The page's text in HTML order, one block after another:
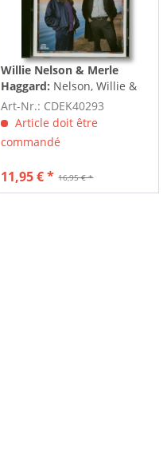
Willie Nelson & Merle
Haggard: Nelson, Willie &
Merle Haggard Seashores
Of Old...
Art-Nr.: CDEK40293
Article doit être
commandé
16,95 € *
11,95 € *